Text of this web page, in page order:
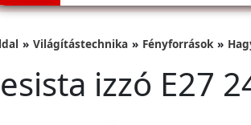
Világítástechnika Fényforrások
izzó E27